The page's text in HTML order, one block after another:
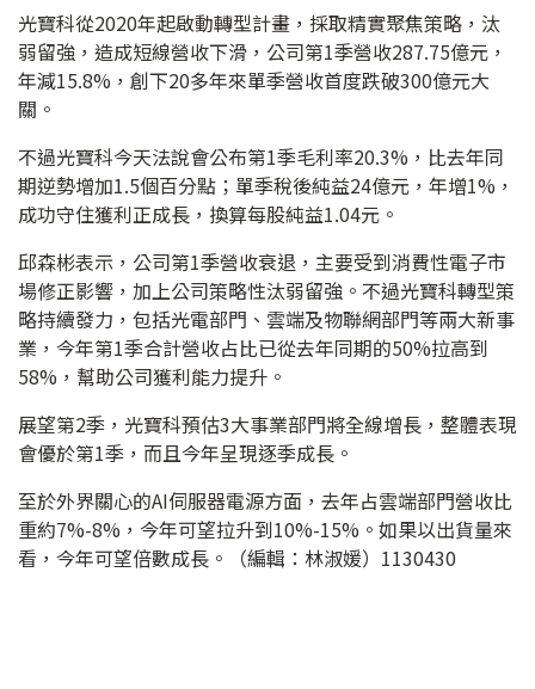
光寶科從2020年起啟動轉型計畫，採取精實聚焦策略，汰
弱留強，造成短線營收下滑，公司第1季營收287.75億元，
年減15.8%，創下20多年來單季營收首度跌破300億元大
關。
不過光寶科今天法說會公布第1季毛利率20.3%，比去年同
期逆勢增加1.5個百分點；單季稅後純益24億元，年增1%，
成功守住獲利正成長，換算每股純益1.04元。
邱森彬表示，公司第1季營收衰退，主要受到消費性電子市
場修正影響，加上公司策略性汰弱留強。不過光寶科轉型策
略持續發力，包括光電部門、雲端及物聯網部門等兩大新事
業，今年第1季合計營收占比已從去年同期的50%拉高到
58%，幫助公司獲利能力提升。
展望第2季，光寶科預估3大事業部門將全線增長，整體表現
會優於第1季，而且今年呈現逐季成長。
至於外界關心的AI伺服器電源方面，去年占雲端部門營收比
重約7%-8%，今年可望拉升到10%-15%。如果以出貨量來
看，今年可望倍數成長。（編輯：林淑媛）1130430